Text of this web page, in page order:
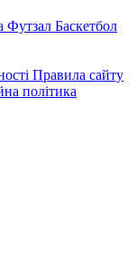
Футзал Баскетбол
Правила сайту
політика